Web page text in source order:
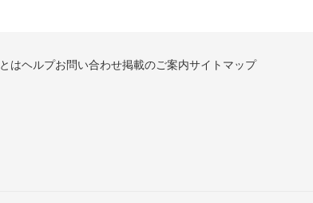
はヘルプお問い合わせ掲載のご案内サイトマップ